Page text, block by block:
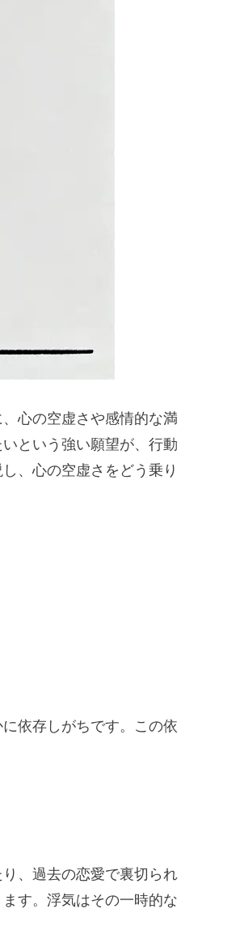
心の空虚さや感情的な満
という強い願望が、行動
、心の空虚さをどう乗り
依存しがちです。この依
、過去の恋愛で裏切られ
す。浮気はその一時的な